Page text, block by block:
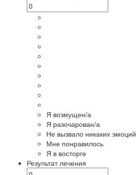
Я возмущен/а
Я разочарован/а
Не вызвало никаких эмоций
Мне понравилось
Я в восторге
Результат лечения